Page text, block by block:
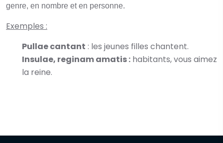
genre, en nombre et en personne.
Exemples :
Pullae cantant : les jeunes filles chantent.
Insulae, reginam amatis : habitants, vous aimez
la reine.